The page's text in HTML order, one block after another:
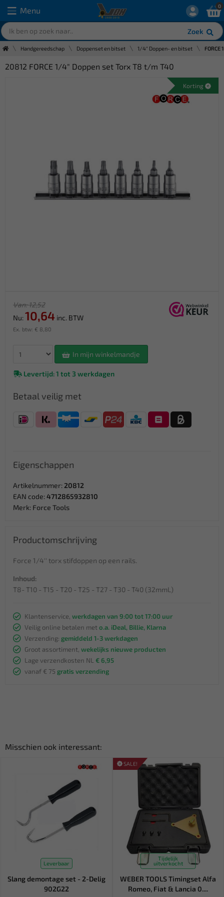
Menu
Zoek
0
Handgereedschap Doppenset en bitset 1/4" Doppen- en bitset
20812 FORCE 1/4" Doppen set Torx T8 t/m T40
Korting
Van: 12,52
Nu: 10,64 inc. BTW
Ex. btw: € 8,80
In mijn winkelmandje
Levertijd: 1 tot 3 werkdagen
Betaal veilig met
Eigenschappen
Artikelnummer: 20812
EAN code: 4712865932810
Merk: Force Tools
Productomschrijving
Force 1/4'' torx stifdoppen op een rails.
Inhoud:
T8- T10 - T15 - T20 - T25 - T27 - T30 - T40 (32mmL)
Klantenservice, werkdagen van 9:00 tot 17:00 uur
Veilig online betalen met o.a. iDeal, Billie, Klarna
Verzending: gemiddeld 1-3 werkdagen
Groot assortiment, wekelijks nieuwe producten
Lage verzendkosten NL € 6,95
vanaf € 75 gratis verzending
Misschien ook interessant:
Leverbaar
Slang demontage set - 2-Delig
902G22
SALE!
Tijdelijk
uitverkocht
WEBER TOOLS Timingset Alfa
Romeo, Fiat & Lancia 0....